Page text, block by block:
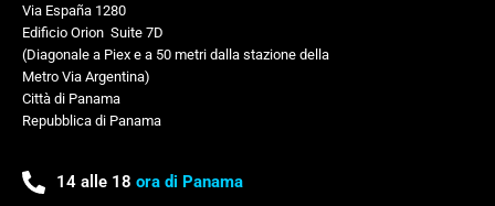
Via España 1280
Edificio Orion Suite 7D
(Diagonale a Piex e a 50 metri dalla stazione della
Metro Via Argentina)
Città di Panama
Repubblica di Panama
14 alle 18ora di Panama